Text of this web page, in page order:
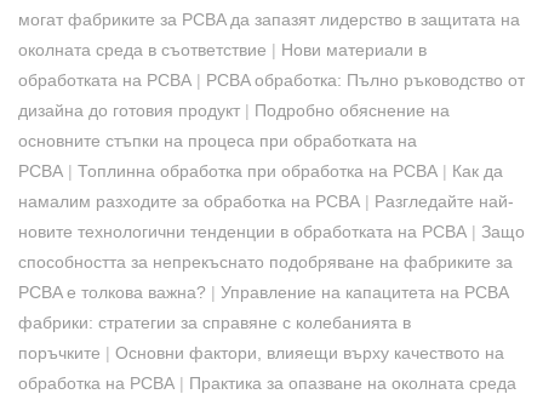
могат фабриките за PCBA да запазят лидерство в защитата на
околната среда в съответствие | Нови материали в
обработката на PCBA | PCBA обработка: Пълно ръководство от
дизайна до готовия продукт | Подробно обяснение на
основните стъпки на процеса при обработката на
PCBA | Топлинна обработка при обработка на PCBA | Как да
намалим разходите за обработка на PCBA | Разгледайте най-
новите технологични тенденции в обработката на PCBA | Защо
способността за непрекъснато подобряване на фабриките за
PCBA е толкова важна? | Управление на капацитета на PCBA
фабрики: стратегии за справяне с колебанията в
поръчките | Основни фактори, влияещи върху качеството на
обработка на PCBA | Практика за опазване на околната среда